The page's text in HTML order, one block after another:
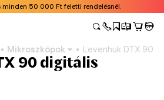
minden 50 000 Ft feletti rendelésnél.
Mikroszkópok Levenhuk DTX 90
90 digitális